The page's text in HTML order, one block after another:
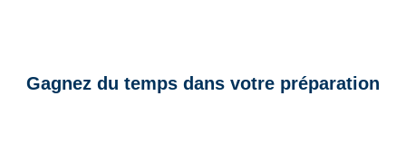
Gagnez du temps dans votre préparation